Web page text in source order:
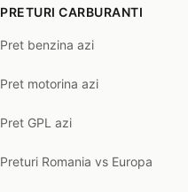
PRETURI CARBURANTI
Pret benzina azi
Pret motorina azi
Pret GPL azi
Preturi Romania vs Europa